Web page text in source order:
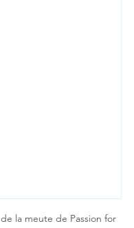
la meute de Passion for